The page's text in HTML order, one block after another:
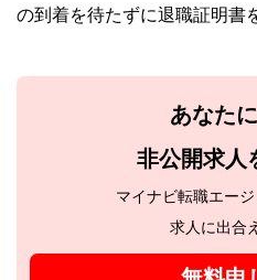
の到着を待たずに退職証明書
あなた
非公開求人
マイナビ転職エー
求人に出合